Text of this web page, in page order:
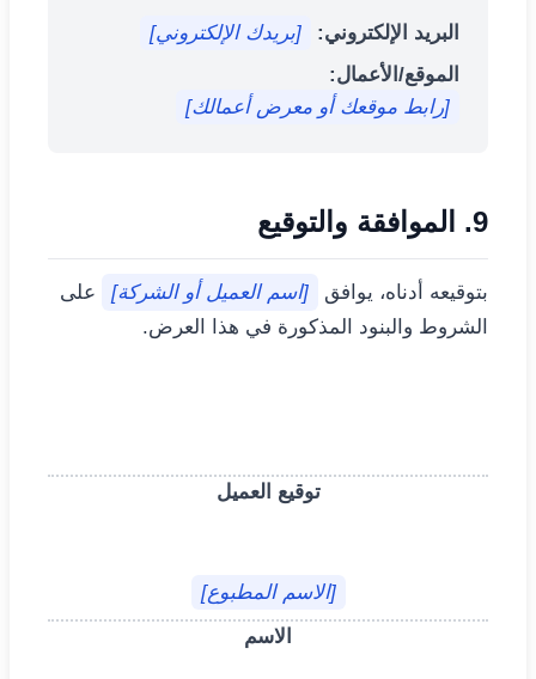
البريد الإلكتروني:
[بريدك الإلكتروني]
الموقع/الأعمال:
[رابط موقعك أو معرض أعمالك]
9. الموافقة والتوقيع
بتوقيعه أدناه، يوافق [اسم العميل أو الشركة]
على
الشروط والبنود المذكورة في هذا العرض.
توقيع العميل
[الاسم المطبوع]
الاسم